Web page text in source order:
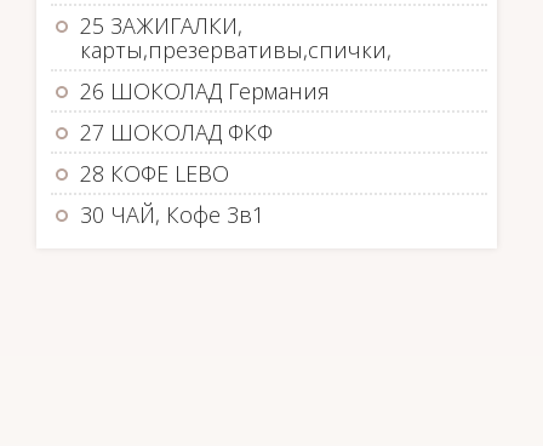
25 ЗАЖИГАЛКИ,
карты,презервативы,спички,
26 ШОКОЛАД Германия
27 ШОКОЛАД ФКФ
28 КОФЕ LEBO
30 ЧАЙ, Кофе 3в1